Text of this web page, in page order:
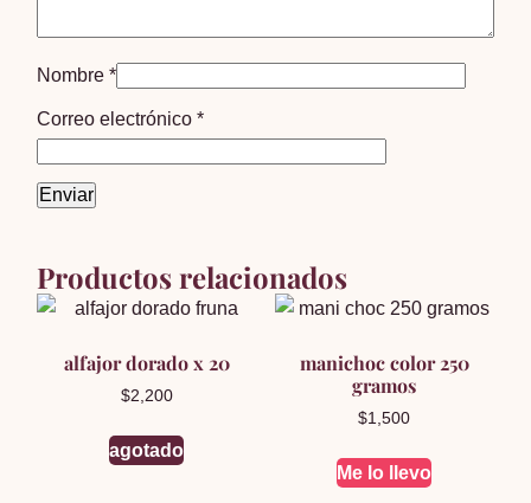
Nombre*
Correo electrónico*
Productos relacionados
alfajor dorado x 20
$2,200
agotado
manichoc color 250
gramos
$1,500
Me lo llevo